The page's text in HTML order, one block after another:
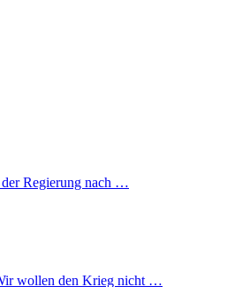
der Regierung nach …
wollen den Krieg nicht …